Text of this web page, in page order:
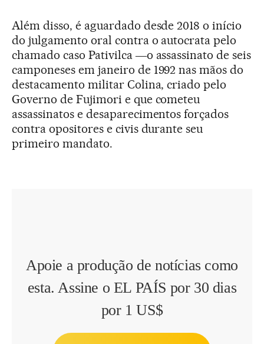
Além disso, é aguardado desde 2018 o início
do julgamento oral contra o autocrata pelo
chamado caso Pativilca ―o assassinato de seis
camponeses em janeiro de 1992 nas mãos do
destacamento militar Colina, criado pelo
Governo de Fujimori e que cometeu
assassinatos e desaparecimentos forçados
contra opositores e civis durante seu
primeiro mandato.
Apoie a produção de notícias como
esta. Assine o EL PAÍS por 30 dias
por 1 US$